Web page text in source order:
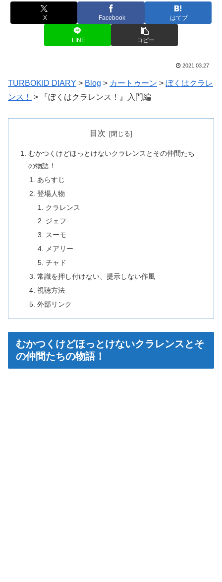
X Facebook はてブ
LINE コピー
2021.03.27
TURBOKID DIARY > Blog > カートゥーン > ぼくはクラレ
ンス！
> 『ぼくはクラレンス！』入門編
目次
むかつくけどほっとけないクラレンスとその仲間たち
の物語！
あらすじ
登場人物
クラレンス
ジェフ
スーモ
メアリー
チャド
常識を押し付けない、提示しない作風
視聴方法
外部リンク
むかつくけどほっとけないクラレンスとそ
の仲間たちの物語！